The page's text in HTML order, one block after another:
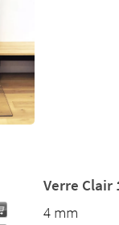
Verre Clair
4 mm